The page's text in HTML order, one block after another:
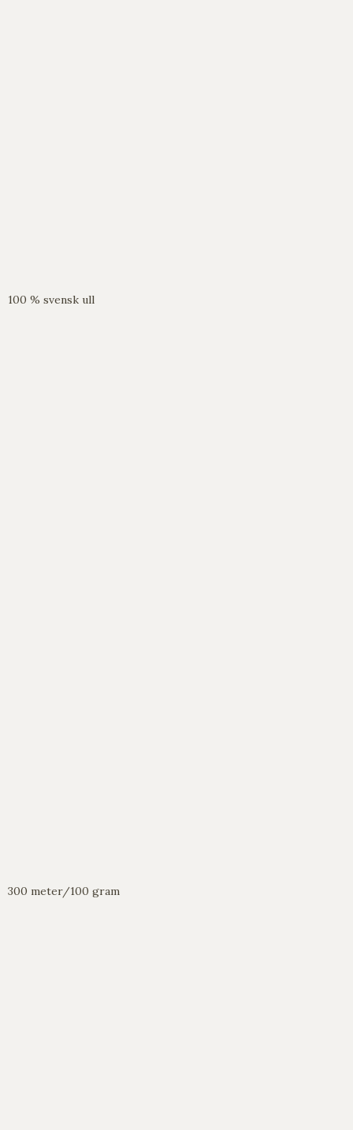
100 % svensk ull
300 meter/100 gram